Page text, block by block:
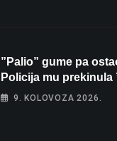
”Palio” gume pa ostao bez auta:
Policija mu prekinula
parkingu u Bjelovaru
9. KOLOVOZA 2026.